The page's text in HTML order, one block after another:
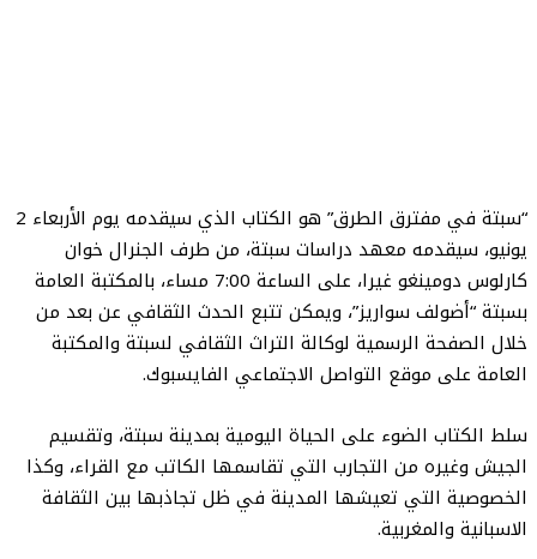
“سبتة في مفترق الطرق” هو ​​الكتاب الذي سيقدمه يوم الأربعاء 2
يونيو، سيقدمه معهد دراسات سبتة، من طرف الجنرال خوان
كارلوس دومينغو غيرا، على الساعة 7:00 مساء، بالمكتبة العامة
بسبتة “أضولف سواريز”، ويمكن تتبع الحدث الثقافي عن بعد من
خلال الصفحة الرسمية لوكالة التراث الثقافي لسبتة والمكتبة
العامة على موقع التواصل الاجتماعي الفايسبوك.
سلط الكتاب الضوء على الحياة اليومية بمدينة سبتة، وتقسيم
الجيش وغيره من التجارب التي تقاسمها الكاتب مع القراء، وكذا
الخصوصية التي تعيشها المدينة في ظل تجاذبها بين الثقافة
الاسبانية والمغربية.